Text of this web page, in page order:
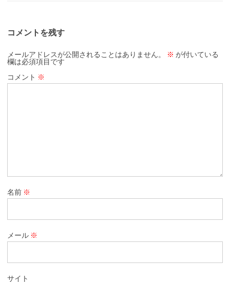
コメントを残す
メールアドレスが公開されることはありません。 ※ が付いている
欄は必須項目です
コメント ※
名前 ※
メール ※
サイト